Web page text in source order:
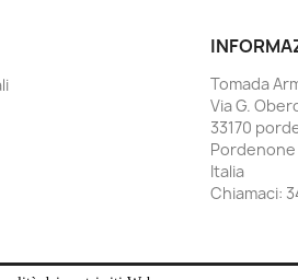
Tomada
Via G.
33170
Pordenone
Italia
Chiamaci: